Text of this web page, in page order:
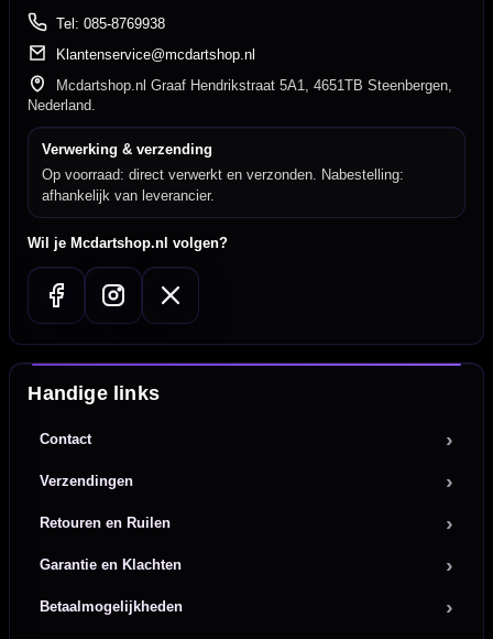
Tel: 085-8769938
Klantenservice@mcdartshop.nl
Mcdartshop.nl Graaf Hendrikstraat 5A1, 4651TB Steenbergen,
Nederland.
Verwerking & verzending
Op voorraad: direct verwerkt en verzonden. Nabestelling:
afhankelijk van leverancier.
Wil je Mcdartshop.nl volgen?
Handige links
Contact
Verzendingen
Retouren en Ruilen
Garantie en Klachten
Betaalmogelijkheden